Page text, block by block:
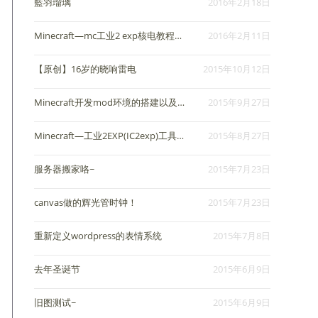
Minecraft—mc工业2 exp核电教程入门 2016年2月11日
【原创】16岁的晓响雷电 2015年10月12日
Minecraft开发mod环境的搭建以及mod的发布打包 2015年9月27日
Minecraft—工业2EXP(IC2exp)工具和加热机，蒸汽机的使用，冷却液单元制做为例！ 2015年8月27日
服务器搬家咯~ 2015年7月23日
canvas做的辉光管时钟！ 2015年7月23日
重新定义wordpress的表情系统 2015年7月8日
去年圣诞节 2015年6月9日
旧图测试~ 2015年6月9日